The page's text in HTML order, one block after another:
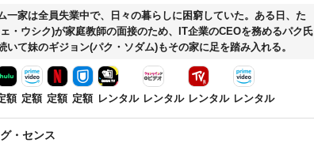
一家は全員失業中で、日々の暮らしに困窮していた。ある日、た
・ウシク)が家庭教師の面接のため、IT企業のCEOを務めるパク氏
いて妹のギジョン(パク・ソダム)もその家に足を踏み入れる。
額 定額 定額 定額 レンタル レンタル レンタル レンタル
・センス